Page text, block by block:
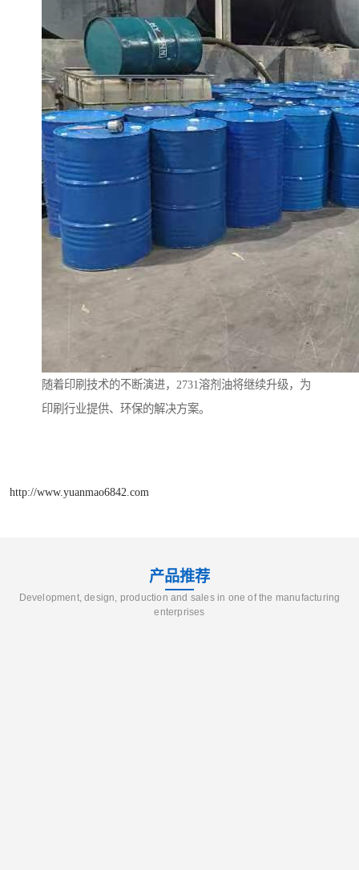
随着印刷技术的不断演进，2731溶剂油将继续升级，为
印刷行业提供、环保的解决方案。
http://www.yuanmao6842.com
产品推荐
Development, design, production and sales in one of the manufacturing
enterprises